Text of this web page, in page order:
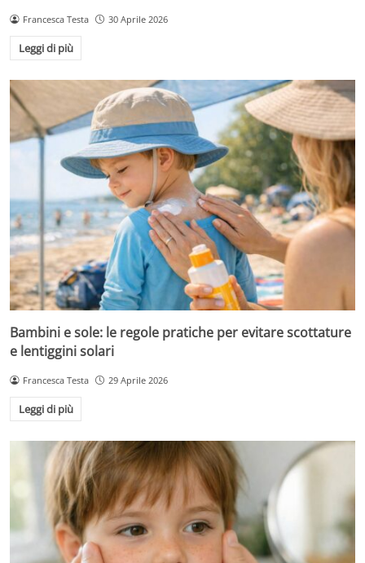
Francesca Testa 30 Aprile 2026
Leggi di più
Bambini e sole: le regole pratiche per evitare scottature
e lentiggini solari
Francesca Testa 29 Aprile 2026
Leggi di più